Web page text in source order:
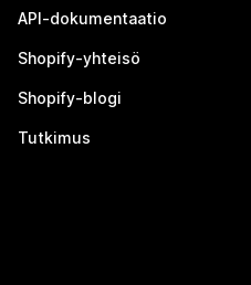
API-dokumentaatio
Shopify-yhteisö
Shopify-blogi
Tutkimus